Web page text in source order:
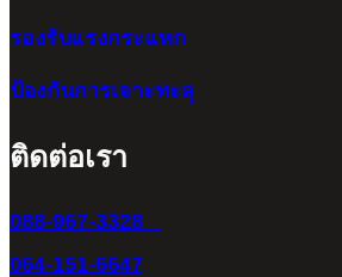
รองรับแรงกระแทก
ป้องกันการเจาะทะลุ
ติดต่อเรา
088-967-3328
064-151-6647